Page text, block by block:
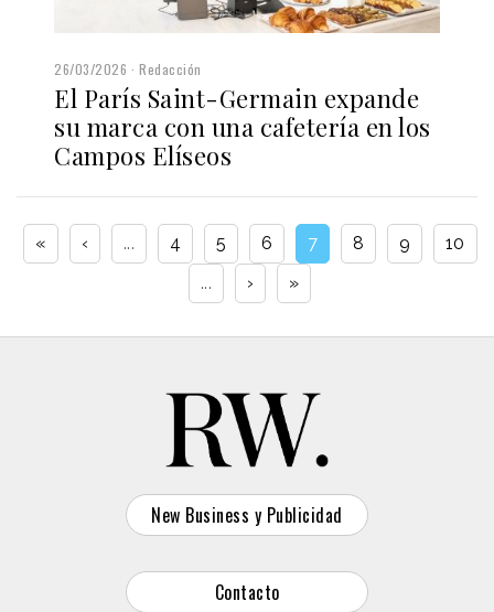
26/03/2026 Redacción
El París Saint-Germain expande
su marca con una cafetería en los
Campos Elíseos
« ‹ ... 4 5 6 7 8 9
10
...
› »
New Business y Publicidad
Contacto